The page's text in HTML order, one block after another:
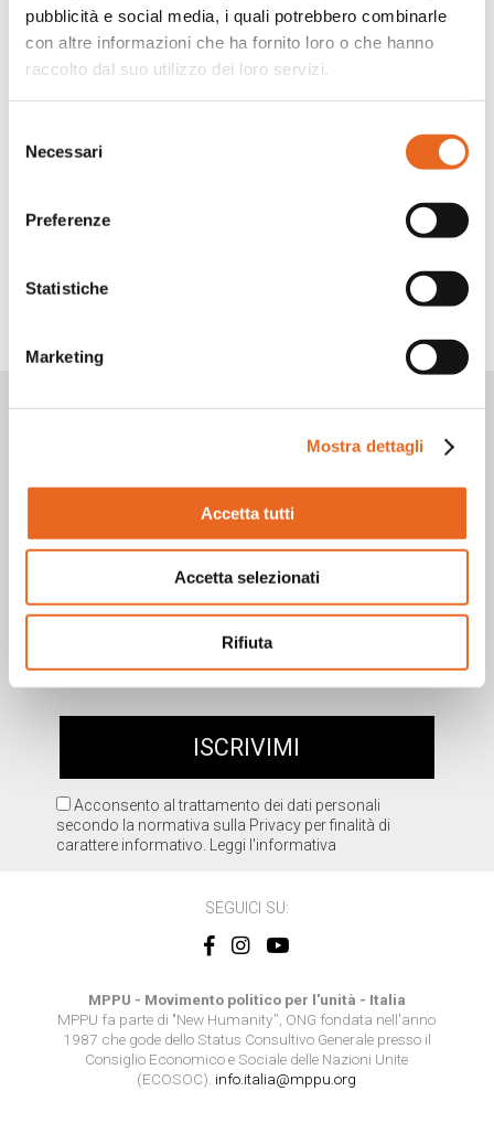
pubblicità e social media, i quali potrebbero combinarle
con altre informazioni che ha fornito loro o che hanno
raccolto dal suo utilizzo dei loro servizi.
delNecessari
Preferenze
Statistiche
Marketing
Mostra dettagli
Accetta tutti
Accetta selezionati
Rifiuta
WhatsApp
Twitter
Share
Vuoi rimanere aggiornato?
Iscriviti alla nostra
newsletter!
Acconsento al trattamento dei dati personali
secondo la normativa sulla Privacy per finalità di
carattere informativo. Leggi l'informativa
SEGUICI SU:
MPPU - Movimento politico per l'unità - Italia
MPPU fa parte di "New Humanity”, ONG fondata nell'anno
1987 che gode dello Status Consultivo Generale presso il
Consiglio Economico e Sociale delle Nazioni Unite
(ECOSOC). info.italia@mppu.org